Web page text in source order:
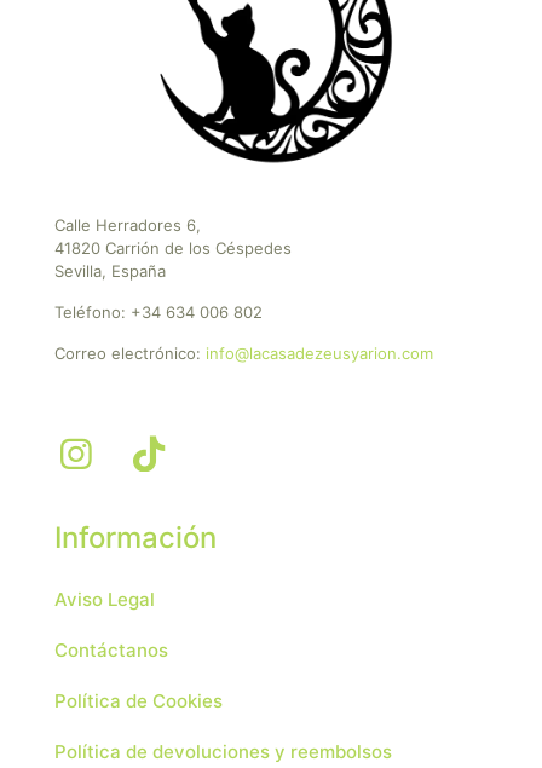
Calle Herradores 6,
41820 Carrión de los Céspedes
Sevilla, España
Teléfono: +34 634 006 802
Correo electrónico: info@lacasadezeusyarion.com
Información
Aviso Legal
Contáctanos
Política de Cookies
Política de devoluciones y reembolsos